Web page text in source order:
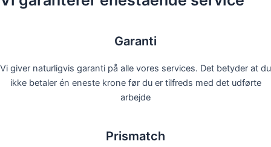
Garanti
Vi giver naturligvis garanti på alle vores services. Det betyder at du
ikke betaler én eneste krone før du er tilfreds med det udførte
arbejde
Prismatch